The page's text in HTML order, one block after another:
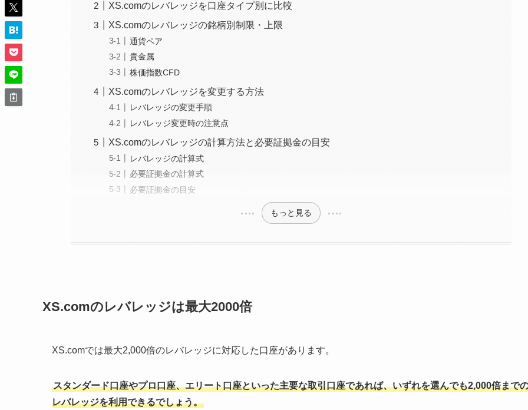
XS.comのレバレッジを口座タイプ別に比較
XS.comのレバレッジの銘柄別制限・上限
通貨ペア
貴金属
株価指数CFD
XS.comのレバレッジを変更する方法
レバレッジの変更手順
レバレッジ変更時の注意点
XS.comのレバレッジの計算方法と必要証拠金の目安
レバレッジの計算式
必要証拠金の計算式
必要証拠金の目安
もっと見る
XS.comのレバレッジは最大2000倍
XS.comでは最大2,000倍のレバレッジに対応した口座があります。
スタンダード口座やプロ口座、エリート口座といった主要な取引口座であれば、いずれを選んでも2,000倍まで
レバレッジを利用できるでしょう。